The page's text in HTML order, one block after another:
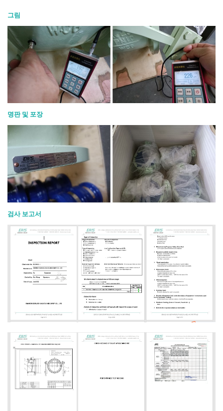
그림
명판 및 포장
검사 보고서